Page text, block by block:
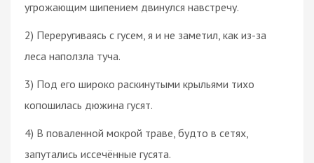
угрожающим шипением двинулся навстречу.
2) Переругиваясь с гусем, я и не заметил, как из-за
леса наползла туча.
3) Под его широко раскинутыми крыльями тихо
копошилась дюжина гусят.
4) В поваленной мокрой траве, будто в сетях,
запутались иссечённые гусята.